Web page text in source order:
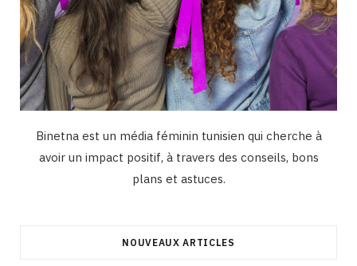
Binetna est un média féminin tunisien qui cherche à
avoir un impact positif, à travers des conseils, bons
plans et astuces.
NOUVEAUX ARTICLES